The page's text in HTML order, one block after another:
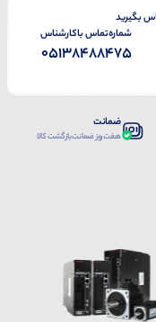
بگیرید
شماره‌تماس‌ با‌کارشناس
05138488475
ضمانت
هفت روز ضمانت بازگشت کالا